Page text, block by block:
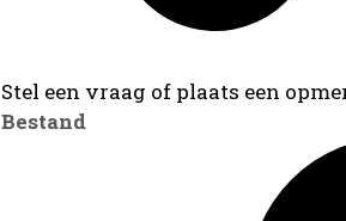
Stel een vraag of plaats een
Bestand